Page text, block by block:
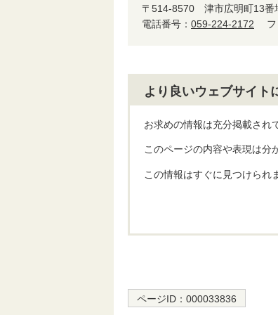
〒514-8570 津市広明町13番
電話番号： 059-224-2172
より良いウェブサイト
お求めの情報は充分掲載され
このページの内容や表現は分
この情報はすぐに見つけられ
ページID： 000033836